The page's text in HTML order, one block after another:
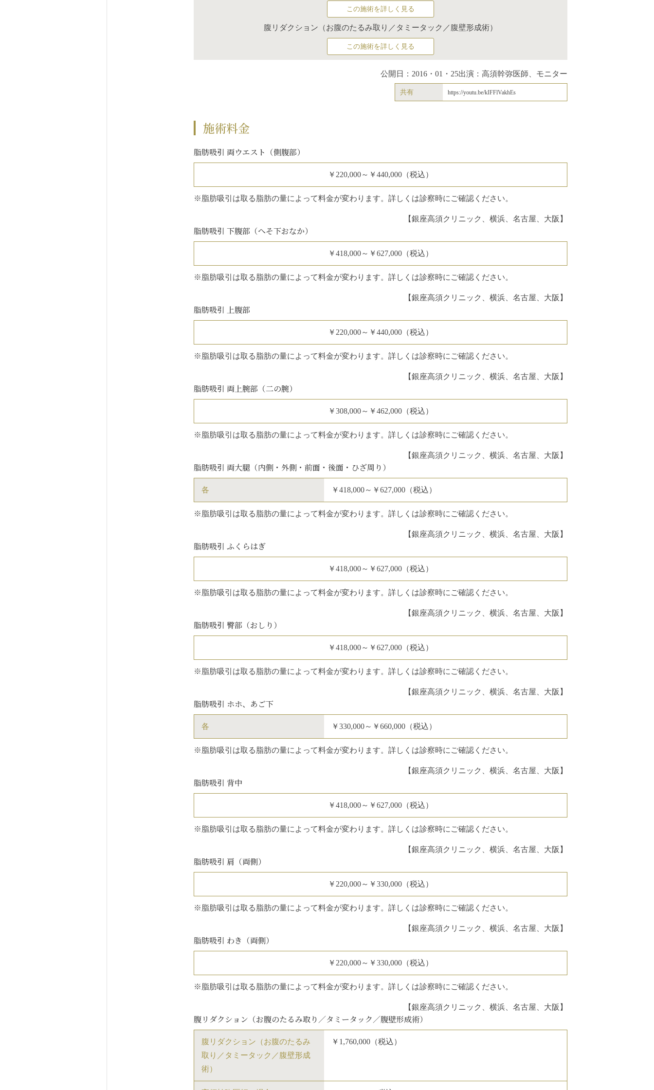
この施術を詳しく見る
腹リダクション（お腹のたるみ取り／タミータック／腹壁形成術）
この施術を詳しく見る
公開日：2016・01・25出演：高須幹弥医師、モニター
共有 https://youtu.be/kIFFlVakhEs
施術料金
脂肪吸引 両ウエスト（側腹部）
￥220,000～￥440,000（税込）
※脂肪吸引は取る脂肪の量によって料金が変わります。詳しくは診察時にご確認ください。
【銀座高須クリニック、横浜、名古屋、大阪】
脂肪吸引 下腹部（へそ下おなか）
￥418,000～￥627,000（税込）
※脂肪吸引は取る脂肪の量によって料金が変わります。詳しくは診察時にご確認ください。
【銀座高須クリニック、横浜、名古屋、大阪】
脂肪吸引 上腹部
￥220,000～￥440,000（税込）
※脂肪吸引は取る脂肪の量によって料金が変わります。詳しくは診察時にご確認ください。
【銀座高須クリニック、横浜、名古屋、大阪】
脂肪吸引 両上腕部（二の腕）
￥308,000～￥462,000（税込）
※脂肪吸引は取る脂肪の量によって料金が変わります。詳しくは診察時にご確認ください。
【銀座高須クリニック、横浜、名古屋、大阪】
脂肪吸引 両大腿（内側・外側・前面・後面・ひざ周り）
各 ￥418,000～￥627,000（税込）
※脂肪吸引は取る脂肪の量によって料金が変わります。詳しくは診察時にご確認ください。
【銀座高須クリニック、横浜、名古屋、大阪】
脂肪吸引 ふくらはぎ
￥418,000～￥627,000（税込）
※脂肪吸引は取る脂肪の量によって料金が変わります。詳しくは診察時にご確認ください。
【銀座高須クリニック、横浜、名古屋、大阪】
脂肪吸引 臀部（おしり）
￥418,000～￥627,000（税込）
※脂肪吸引は取る脂肪の量によって料金が変わります。詳しくは診察時にご確認ください。
【銀座高須クリニック、横浜、名古屋、大阪】
脂肪吸引 ホホ、あご下
各 ￥330,000～￥660,000（税込）
※脂肪吸引は取る脂肪の量によって料金が変わります。詳しくは診察時にご確認ください。
【銀座高須クリニック、横浜、名古屋、大阪】
脂肪吸引 背中
￥418,000～￥627,000（税込）
※脂肪吸引は取る脂肪の量によって料金が変わります。詳しくは診察時にご確認ください。
【銀座高須クリニック、横浜、名古屋、大阪】
脂肪吸引 肩（両側）
￥220,000～￥330,000（税込）
※脂肪吸引は取る脂肪の量によって料金が変わります。詳しくは診察時にご確認ください。
【銀座高須クリニック、横浜、名古屋、大阪】
脂肪吸引 わき（両側）
￥220,000～￥330,000（税込）
※脂肪吸引は取る脂肪の量によって料金が変わります。詳しくは診察時にご確認ください。
【銀座高須クリニック、横浜、名古屋、大阪】
腹リダクション（お腹のたるみ取り／タミータック／腹壁形成術）
腹リダクション（お腹のたるみ
取り／タミータック／腹壁形成
術）
￥1,760,000（税込）